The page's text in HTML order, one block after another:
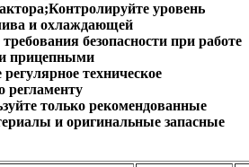
техническое состояние
уровень
и охлаждающей
безопасности при работе
прицепными
техническое
регламенту
только рекомендованные
и оригинальные запасные